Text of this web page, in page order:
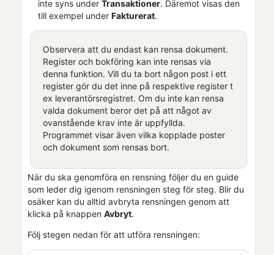
inte syns under Transaktioner. Däremot visas den
till exempel under Fakturerat.
Observera att du endast kan rensa dokument.
Register och bokföring kan inte rensas via
denna funktion. Vill du ta bort någon post i ett
register gör du det inne på respektive register t
ex leverantörsregistret. Om du inte kan rensa
valda dokument beror det på att något av
ovanstående krav inte är uppfyllda.
Programmet visar även vilka kopplade poster
och dokument som rensas bort.
När du ska genomföra en rensning följer du en guide
som leder dig igenom rensningen steg för steg. Blir du
osäker kan du alltid avbryta rensningen genom att
klicka på knappen Avbryt.
Följ stegen nedan för att utföra rensningen: